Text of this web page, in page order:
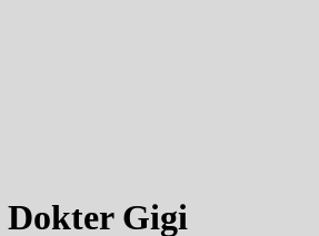
Dokter Gigi